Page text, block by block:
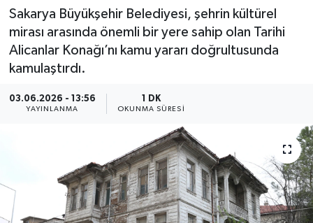
Sakarya Büyükşehir Belediyesi, şehrin kültürel
mirası arasında önemli bir yere sahip olan Tarihi
Alicanlar Konağı’nı kamu yararı doğrultusunda
kamulaştırdı.
03.06.2026 - 13:56
YAYINLANMA
1 DK
OKUNMA SÜRESI